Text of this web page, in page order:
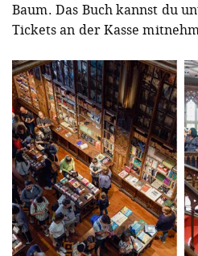
Baum. Das Buch kannst du
Tickets an der Kasse